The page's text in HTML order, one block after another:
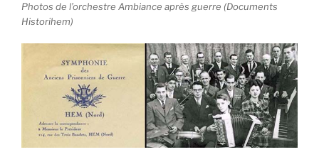
Photos de l’orchestre Ambiance après guerre (Documents
Historihem)